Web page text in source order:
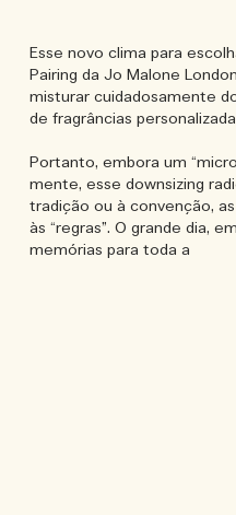
Esse novo clima para
Pairing da Jo Malone
misturar cuidadosamente
de fragrâncias
Portanto, embora um
mente, esse downsizing
tradição ou à convenção,
às “regras”. O grande dia,
memórias para toda a